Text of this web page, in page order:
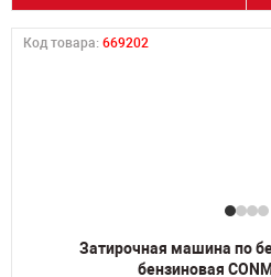
Код товара: 669202
Затирочная машина по
бензиновая